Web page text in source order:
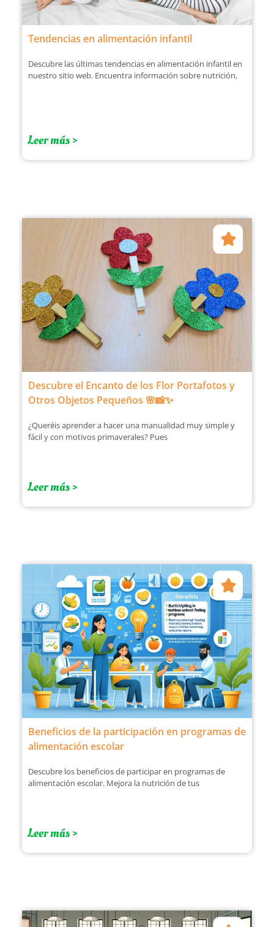
Tendencias en alimentación infantil
Descubre las últimas tendencias en alimentación infantil en
nuestro sitio web. Encuentra información sobre nutrición,
Leer más >
Descubre el Encanto de los Flor Portafotos y
Otros Objetos Pequeños 🌸📸✨
¿Queréis aprender a hacer una manualidad muy simple y
fácil y con motivos primaverales? Pues
Leer más >
Beneficios de la participación en programas de
alimentación escolar
Descubre los beneficios de participar en programas de
alimentación escolar. Mejora la nutrición de tus
Leer más >